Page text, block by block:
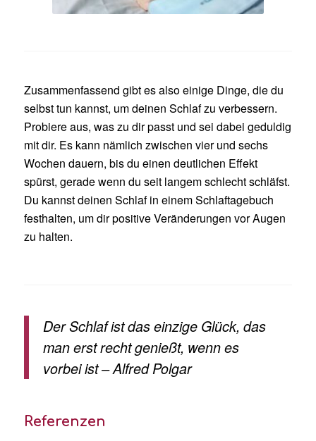
Zusammenfassend gibt es also einige Dinge, die du
selbst tun kannst, um deinen Schlaf zu verbessern.
Probiere aus, was zu dir passt und sei dabei geduldig
mit dir. Es kann nämlich zwischen vier und sechs
Wochen dauern, bis du einen deutlichen Effekt
spürst, gerade wenn du seit langem schlecht schläfst.
Du kannst deinen Schlaf in einem Schlaftagebuch
festhalten, um dir positive Veränderungen vor Augen
zu halten.
Der Schlaf ist das einzige Glück, das
man erst recht genießt, wenn es
vorbei ist – Alfred Polgar
Referenzen